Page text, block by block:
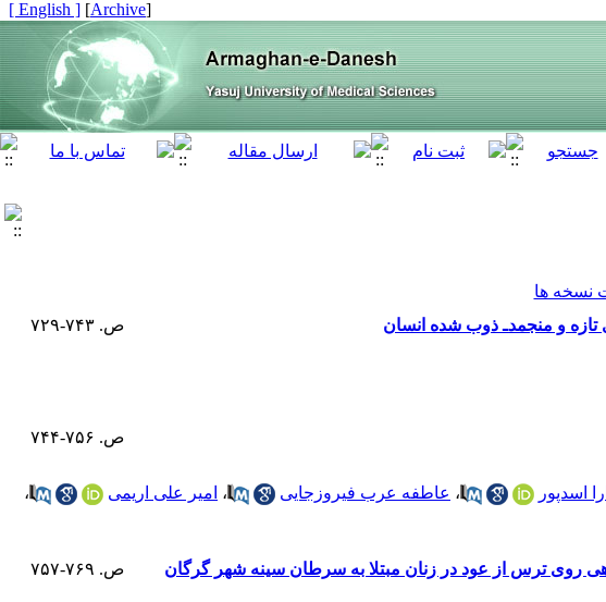
[
Archive
]
[ English ]
نسخه ها
تازه و منجمدـ ذوب شده انسان
ص. ۷۴۳-۷۲۹
ص. ۷۵۶-۷۴۴
اسدپور ، عاطفه عرب فیروزجایی ، امیر علی اریمی
،
روی ترس از عود در زنان مبتلا به سرطان سینه شهر گرگان
ص. ۷۶۹-۷۵۷